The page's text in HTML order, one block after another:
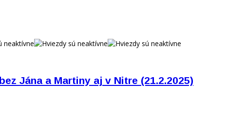
Jána a Martiny aj v Nitre (21.2.2025)